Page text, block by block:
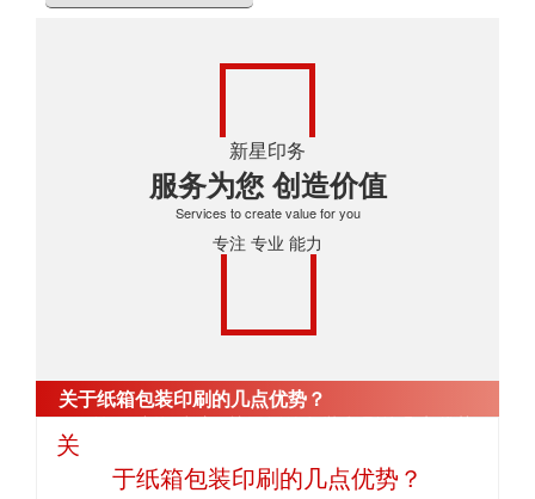
新星印务
服务为您 创造价值
Services to create value for you
专注 专业 能力
关于纸箱包装印刷的几点优势？
首页>新闻中心>关于纸箱包装印刷的几点优势？
关
于纸箱包装印刷的几点优势？